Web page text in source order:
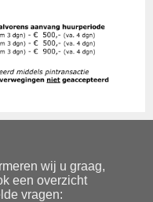
wij u graag,
een overzicht
vragen: